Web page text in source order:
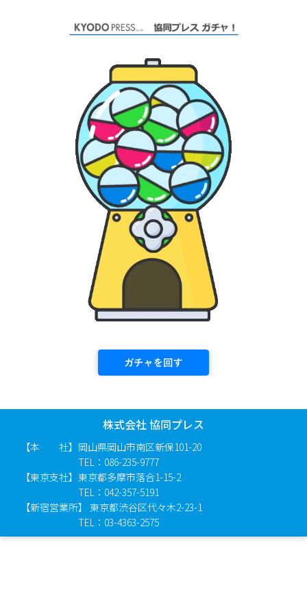
株式会社 協同プレス
【本 社】岡山県岡山市南区新保101-20
TEL：086-235-9777
【東京支社】東京都多摩市落合1-15-2
TEL：042-357-5191
【新宿営業所】 東京都渋谷区代々木2-23-1
TEL：03-4363-2575